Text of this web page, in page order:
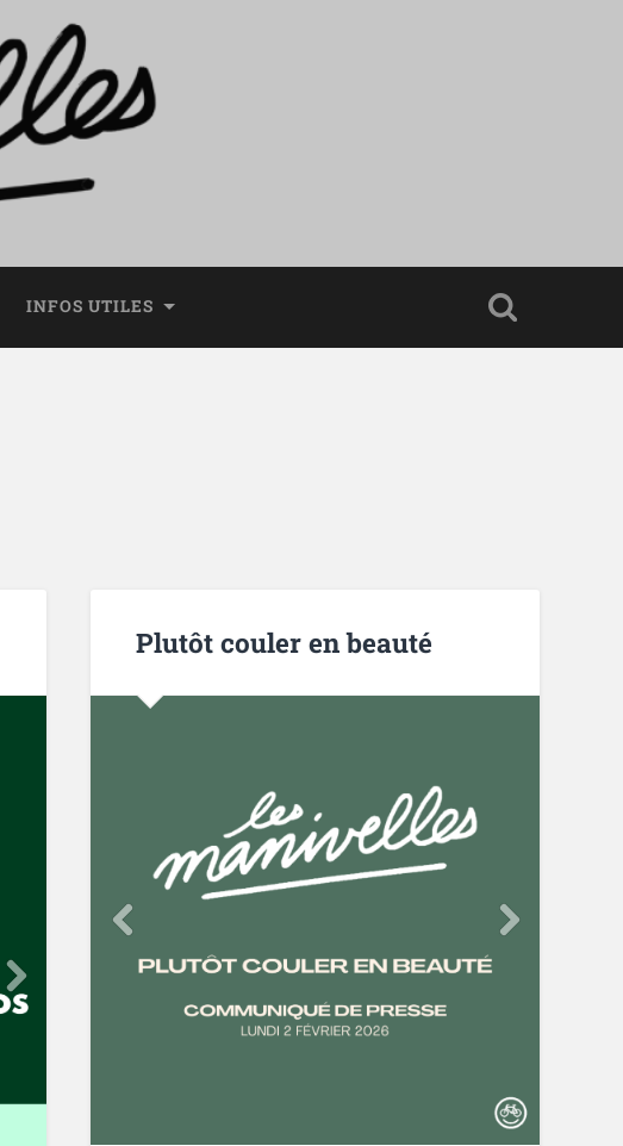
INFOS UTILES
Plutôt couler en beauté